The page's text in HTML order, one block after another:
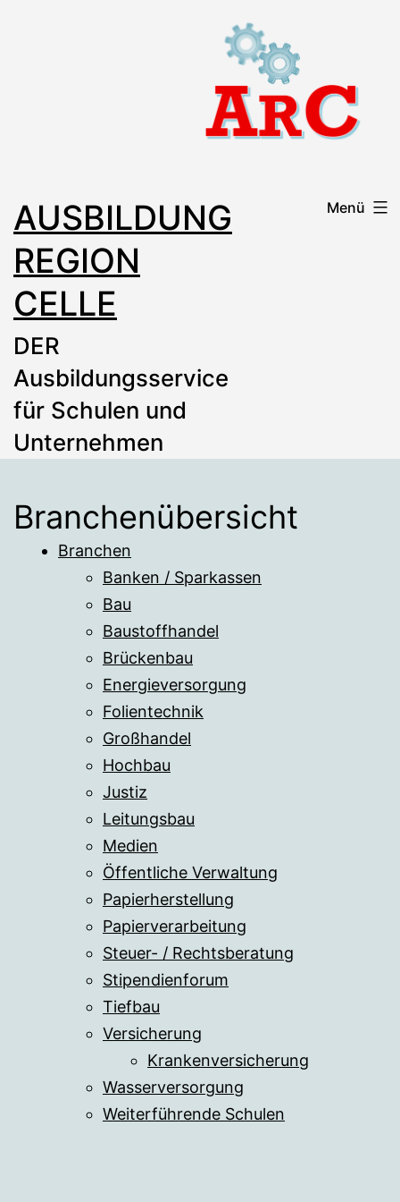
AUSBILDUNG
REGION
CELLE
DER
Ausbildungsservice
für Schulen und
Unternehmen
Menü
Branchenübersicht
Branchen
Banken / Sparkassen
Bau
Baustoffhandel
Brückenbau
Energieversorgung
Folientechnik
Großhandel
Hochbau
Justiz
Leitungsbau
Medien
Öffentliche Verwaltung
Papierherstellung
Papierverarbeitung
Steuer- / Rechtsberatung
Stipendienforum
Tiefbau
Versicherung
Krankenversicherung
Wasserversorgung
Weiterführende Schulen